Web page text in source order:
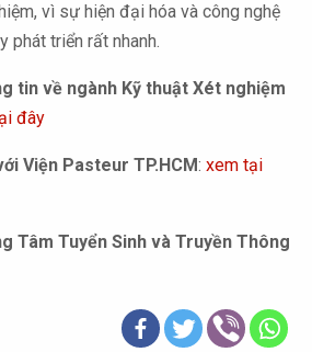
vì sự hiện đại hóa và công nghệ
phát triển rất nhanh.
tin về ngành Kỹ thuật Xét nghiệm
đây
Viện Pasteur TP.HCM: xem tại
Tâm Tuyển Sinh và Truyền Thông